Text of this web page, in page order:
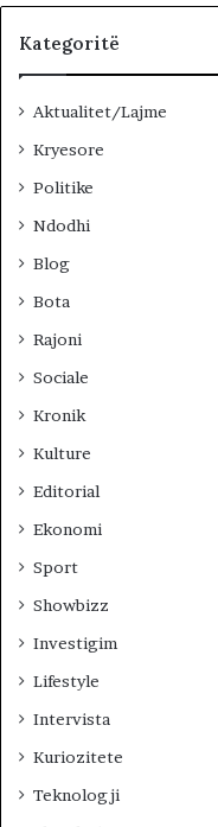
u
k
p
ë
ë
k
r
e
t
r
.
d
ë
p
r
t
e
s
e
Kategoritë
Aktualitet/Lajme
Kryesore
Politike
Ndodhi
Blog
Bota
Rajoni
Sociale
Kronik
Kulture
Editorial
Ekonomi
Sport
Showbizz
Investigim
Lifestyle
Intervista
Kuriozitete
Teknologji